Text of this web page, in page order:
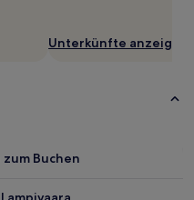
Unterkünfte anzeigen
Buchen